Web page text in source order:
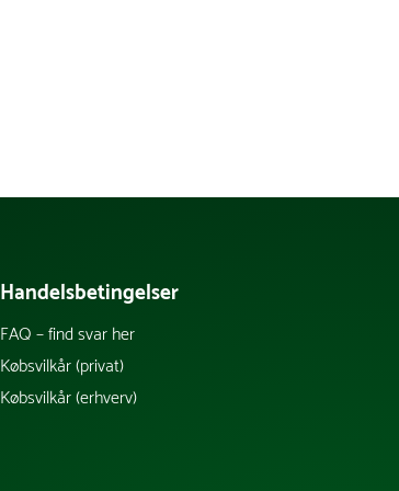
Handelsbetingelser
FAQ – find svar her
Købsvilkår (privat)
Købsvilkår (erhverv)